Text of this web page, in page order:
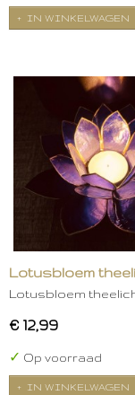
IN WINKELWAGEN
Lotusbloem
Lotusbloem
€ 12,99
✓ Op voorraad
IN WINKELWAGEN